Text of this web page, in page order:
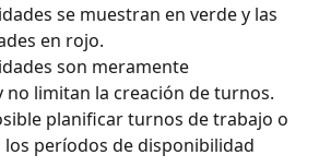
se muestran en verde y las
en rojo.
son meramente
no limitan la creación de turnos.
planificar turnos de trabajo o
los períodos de disponibilidad